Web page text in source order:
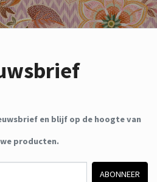
en blijf op de hoogte van
producten.
ABONNEER